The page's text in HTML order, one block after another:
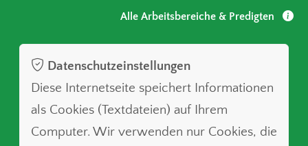
Alle Arbeitsbereiche & Predigten
Datenschutzeinstellungen
Diese Internetseite speichert Informationen
als Cookies (Textdateien) auf Ihrem
Computer. Wir verwenden nur Cookies, die